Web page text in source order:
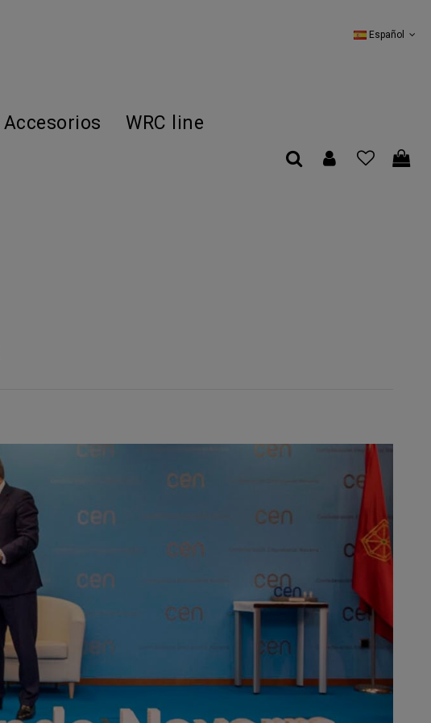
Español
Accesorios WRC line